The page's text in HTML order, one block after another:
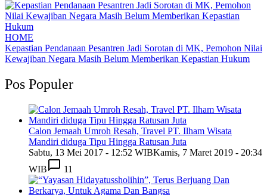
HOME
Kepastian Pendanaan Pesantren Jadi Sorotan di MK, Pemohon Nilai
Kewajiban Negara Masih Belum Memberikan Kepastian Hukum
Pos Populer
Calon Jemaah Umroh Resah, Travel PT. Ilham Wisata
Mandiri diduga Tipu Hingga Ratusan Juta
Sabtu, 13 Mei 2017 - 12:52 WIBKamis, 7 Maret 2019 - 20:34
WIB
11